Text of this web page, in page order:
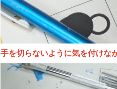
手を切らないように気を付けな